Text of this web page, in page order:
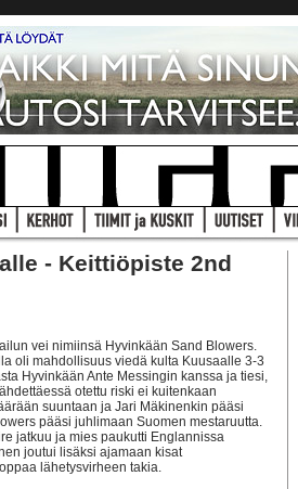
- Keittiöpiste 2nd
vei nimiinsä Hyvinkään Sand Blowers.
oli mahdollisuus viedä kulta Kuusaalle 3-3
Hyvinkään Ante Messingin kanssa ja tiesi,
otettu riski ei kuitenkaan
suuntaan ja Jari Mäkinenkin pääsi
pääsi juhlimaan Suomen mestaruutta.
jatkuu ja mies paukutti Englannissa
joutui lisäksi ajamaan kisat
lähetysvirheen takia.